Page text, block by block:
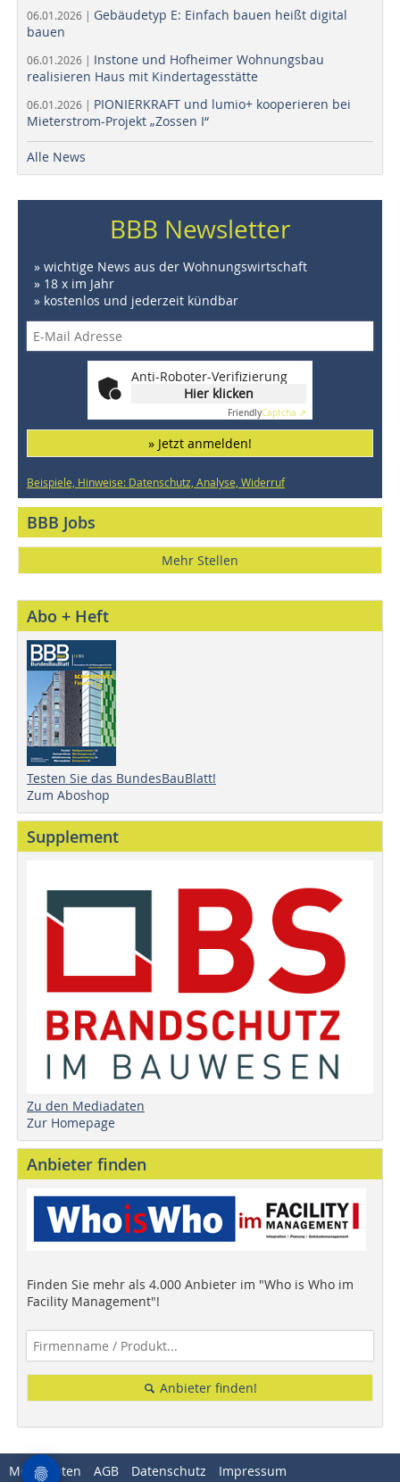
06.01.2026 | Gebäudetyp E: Einfach bauen heißt digital
bauen
06.01.2026 | Instone und Hofheimer Wohnungsbau
realisieren Haus mit Kindertagesstätte
06.01.2026 | PIONIERKRAFT und lumio+ kooperieren bei
Mieterstrom-Projekt „Zossen I“
Alle News
BBB Newsletter
» wichtige News aus der Wohnungswirtschaft
» 18 x im Jahr
» kostenlos und jederzeit kündbar
Anti-Roboter-Verifizierung
Hier klicken
FriendlyCaptcha ⇗
» Jetzt anmelden!
Beispiele, Hinweise: Datenschutz, Analyse, Widerruf
BBB Jobs
Mehr Stellen
Abo + Heft
Testen Sie das BundesBauBlatt!
Zum Aboshop
Supplement
Zu den Mediadaten
Zur Homepage
Anbieter finden
Finden Sie mehr als 4.000 Anbieter im "Who is Who im
Facility Management"!
Anbieter finden!
Mediadaten AGB Datenschutz Impressum